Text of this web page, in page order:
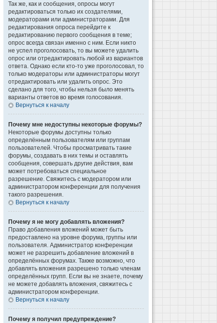
Так же, как и сообщения, опросы могут
редактироваться только их создателями,
модераторами или администраторами. Для
редактирования опроса перейдите к
редактированию первого сообщения в теме;
опрос всегда связан именно с ним. Если никто
не успел проголосовать, то вы можете удалить
опрос или отредактировать любой из вариантов
ответа. Однако если кто-то уже проголосовал, то
только модераторы или администраторы могут
отредактировать или удалить опрос. Это
сделано для того, чтобы нельзя было менять
варианты ответов во время голосования.
Вернуться к началу
Почему мне недоступны некоторые форумы?
Некоторые форумы доступны только
определённым пользователям или группам
пользователей. Чтобы просматривать такие
форумы, создавать в них темы и оставлять
сообщения, совершать другие действия, вам
может потребоваться специальное
разрешение. Свяжитесь с модератором или
администратором конференции для получения
такого разрешения.
Вернуться к началу
Почему я не могу добавлять вложения?
Право добавления вложений может быть
предоставлено на уровне форума, группы или
пользователя. Администратор конференции
может не разрешить добавление вложений в
определённых форумах. Также возможно, что
добавлять вложения разрешено только членам
определённых групп. Если вы не знаете, почему
не можете добавлять вложения, свяжитесь с
администратором конференции.
Вернуться к началу
Почему я получил предупреждение?